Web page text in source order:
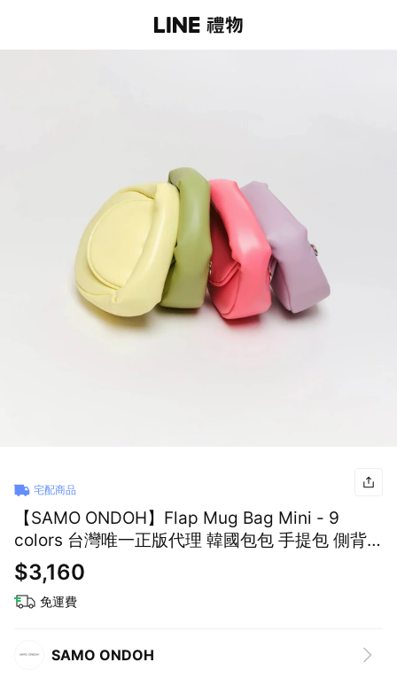
宅配商品
【SAMO ONDOH】Flap Mug Bag Mini - 9
colors 台灣唯一正版代理 韓國包包 手提包 側背
包
$3,160
免運費
SAMO ONDOH